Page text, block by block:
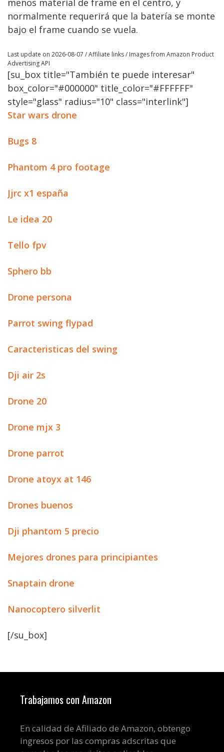
menos material de frame en el centro, y
normalmente requerirá que la batería se monte
bajo el frame cuando se vuela.
Last update on 2026-08-07 / Affiliate links / Images from Amazon Product
Advertising API
[su_box title="También te puede interesar"
box_color="#000000" title_color="#FFFFFF"
style="glass" radius="10" class="interlink"]
Star wars drone
Bugs 8
Phantom 4 pro footage
Jjrc x1 españa
Le idea 20
Tello fpv
Sphero bb
Drone persona
Parrot swing flypad
Caracteristicas del swing
Dji air 2s
Drone 20
Drone mjx 3
Drone parrot
Drone atoyx at 146
Drones buenos
Dji phantom 5 precio
Mejores drones para principiantes
Snaptain drone
Nanocoptero silverlit
[/su_box]
Trabajamos con Amazon
En calidad de Afiliado de Amazon, obtengo
ingresos por las compras adscritas que